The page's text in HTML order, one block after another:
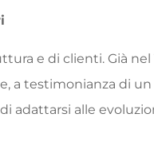
e di clienti. Già nel
a testimonianza di
adattarsi alle